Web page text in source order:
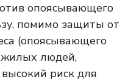
опоясывающего
помимо защиты от
(опоясывающего
людей,
риск для